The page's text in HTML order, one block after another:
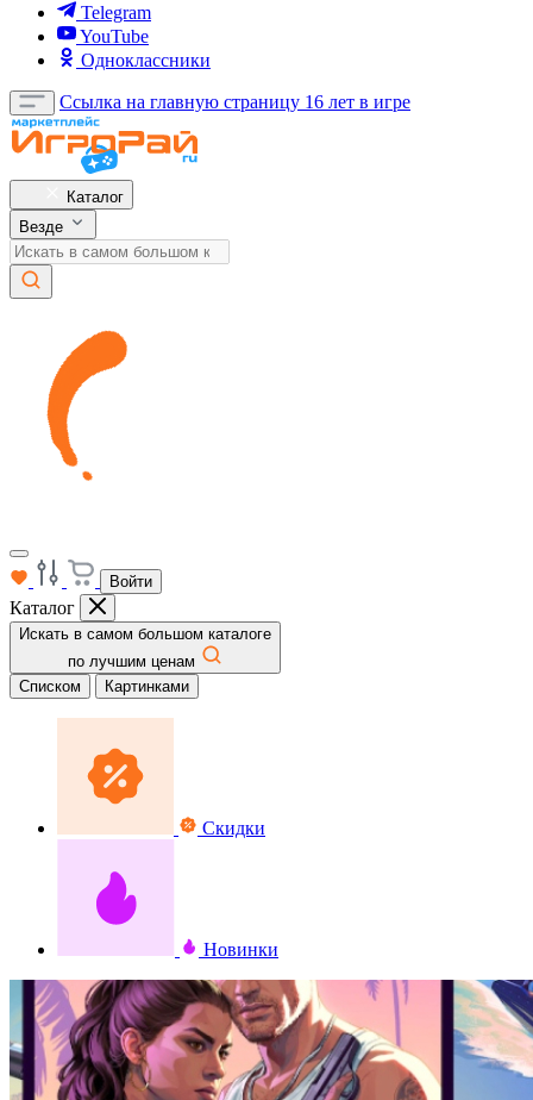
Telegram
YouTube
Одноклассники
Ссылка на главную страницу 16 лет в игре
Каталог
Везде
Войти
Каталог
Искать в самом большом каталоге
по лучшим ценам
Списком
Картинками
Скидки
Новинки